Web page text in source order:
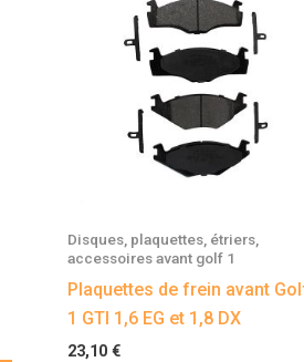
Disques, plaquettes, étriers,
accessoires avant golf 1
Plaquettes de frein avant
1 GTI 1,6 EG et 1,8 DX
23,10 €